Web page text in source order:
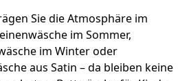
Sie die Atmosphäre im
im Sommer,
im Winter oder
aus Satin – da bleiben keine